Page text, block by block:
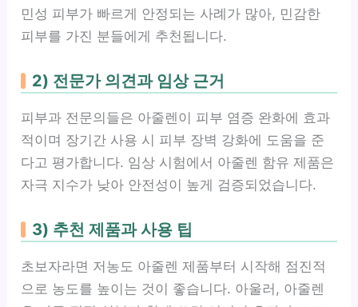
민성 피부가 빠르게 안정되는 사례가 많아, 민감한
피부를 가진 분들에게 추천됩니다.
2) 전문가 의견과 임상 근거
피부과 전문의들은 아줄렌이 피부 염증 완화에 효과
적이며 장기간 사용 시 피부 장벽 강화에 도움을 준
다고 평가합니다. 임상 시험에서 아줄렌 함유 제품은
자극 지수가 낮아 안전성이 높게 검증되었습니다.
3) 추천 제품과 사용 팁
초보자라면 저농도 아줄렌 제품부터 시작해 점진적
으로 농도를 높이는 것이 좋습니다. 아울러, 아줄렌